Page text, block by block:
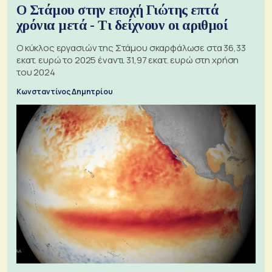
Ο Στάμου στην εποχή Γιώτης επτά
χρόνια μετά - Τι δείχνουν οι αριθμοί
Ο κύκλος εργασιών της Στάμου σκαρφάλωσε στα 36,33
εκατ. ευρώ το 2025 έναντι 31,97 εκατ. ευρώ στη χρήση
του 2024
Κωνσταντίνος Δημητρίου